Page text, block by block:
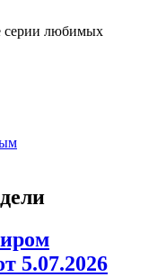
серии любимых
5.07.2026